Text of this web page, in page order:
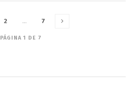
PÁGINA 1 DE 7
2 … 7